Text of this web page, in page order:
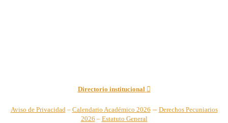
Directorio institucional
Aviso de Privacidad – Calendario Académico 2026 – Derechos Pecuniarios
2026 – Estatuto General